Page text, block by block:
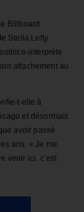
Billboard
Stella Lefty
interprète
attachement au
t-elle à
et désormais
avoir passé
ans. « Je me
venir ici, c’est